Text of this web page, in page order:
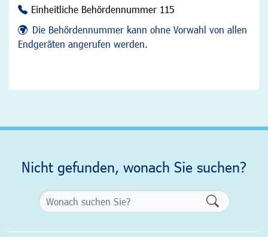
Einheitliche Behördennummer 115
Die Behördennummer kann ohne Vorwahl von allen
Endgeräten angerufen werden.
Nicht gefunden, wonach Sie suchen?